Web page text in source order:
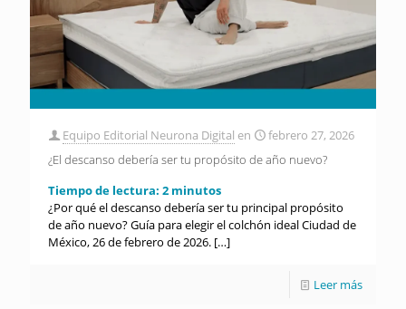
Equipo Editorial Neurona Digital en
febrero 27, 2026
¿El descanso debería ser tu propósito de año nuevo?
Tiempo de lectura: 2 minutos
¿Por qué el descanso debería ser tu principal propósito
de año nuevo? Guía para elegir el colchón ideal Ciudad de
México, 26 de febrero de 2026. […]
Leer más